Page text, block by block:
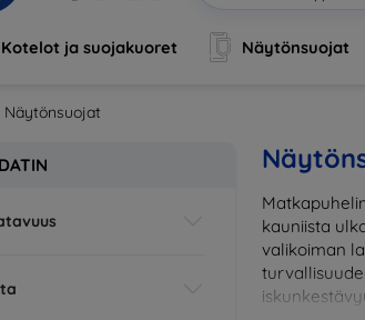
Kotelot ja suojakuoret Näytönsuojat
Näytönsuojat
kauniista
valikoiman